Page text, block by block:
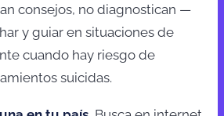
consejos, no diagnostican —
y guiar en situaciones de
cuando hay riesgo de
suicidas.